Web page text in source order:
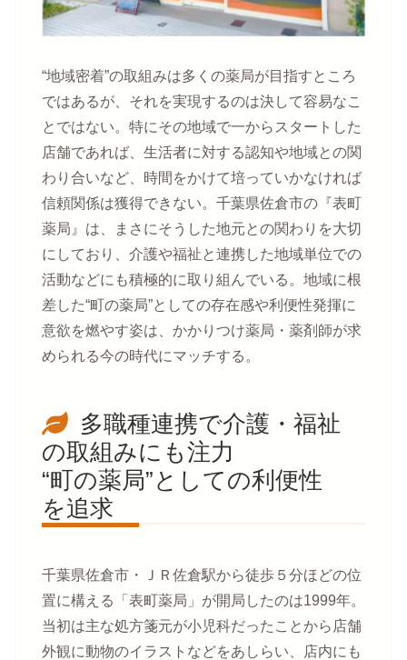
“地域密着”の取組みは多くの薬局が目指すところ
ではあるが、それを実現するのは決して容易なこ
とではない。特にその地域で一からスタートした
店舗であれば、生活者に対する認知や地域との関
わり合いなど、時間をかけて培っていかなければ
信頼関係は獲得できない。千葉県佐倉市の『表町
薬局』は、まさにそうした地元との関わりを大切
にしており、介護や福祉と連携した地域単位での
活動などにも積極的に取り組んでいる。地域に根
差した“町の薬局”としての存在感や利便性発揮に
意欲を燃やす姿は、かかりつけ薬局・薬剤師が求
められる今の時代にマッチする。
多職種連携で介護・福祉
の取組みにも注力
“町の薬局”としての利便性
を追求
千葉県佐倉市・ＪＲ佐倉駅から徒歩５分ほどの位
置に構える「表町薬局」が開局したのは1999年。
当初は主な処方箋元が小児科だったことから店舗
外観に動物のイラストなどをあしらい、店内にも